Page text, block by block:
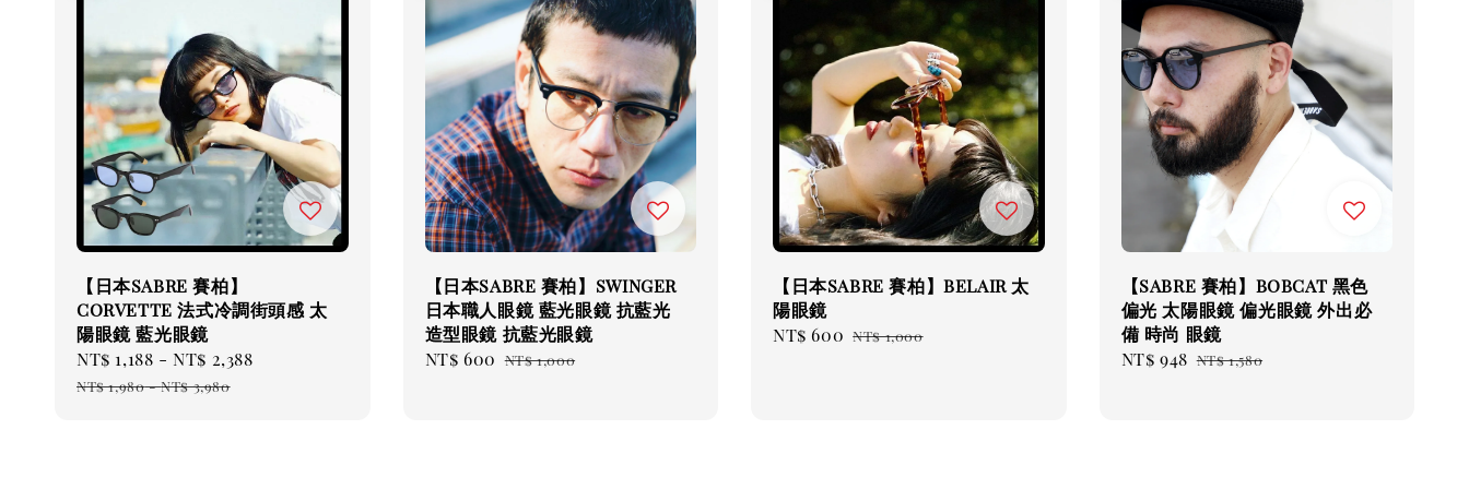
【日本SABRE 賽柏】
CORVETTE 法式冷調街頭感 太
陽眼鏡 藍光眼鏡
Sale
price
NT$ 1,188 -NT$ 2,388
NT$ 1,980-NT$ 3,980
【日本SABRE 賽柏】SWINGER
日本職人眼鏡 藍光眼鏡 抗藍光
造型眼鏡 抗藍光眼鏡
Sale
NT$ 600 Regular
NT$ 1,000
【日本SABRE 賽柏】BELAIR 太
陽眼鏡
Sale
NT$ 600 Regular
NT$ 1,000
【SABRE 賽柏】BOBCAT 黑色
偏光 太陽眼鏡 偏光眼鏡 外出必
備 時尚 眼鏡
Sale
NT$ 948 Regular
NT$ 1,580